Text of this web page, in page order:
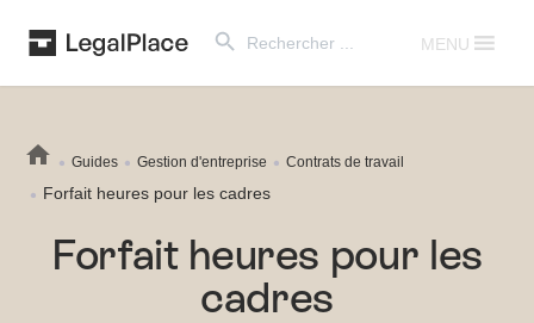
for:
MENU
Guides Gestion d'entreprise Contrats de travail
Forfait heures pour les cadres
Forfait heures pour les
cadres